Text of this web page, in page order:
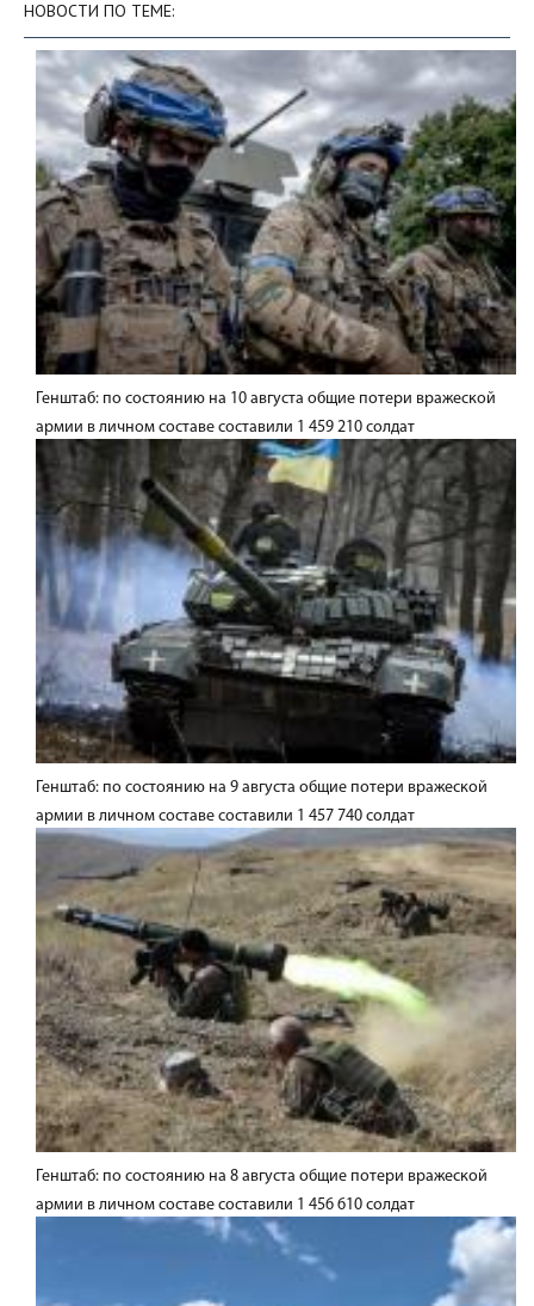
НОВОСТИ ПО ТЕМЕ:
Генштаб: по состоянию на 10 августа общие потери вражеской
армии в личном составе составили 1 459 210 солдат
Генштаб: по состоянию на 9 августа общие потери вражеской
армии в личном составе составили 1 457 740 солдат
Генштаб: по состоянию на 8 августа общие потери вражеской
армии в личном составе составили 1 456 610 солдат